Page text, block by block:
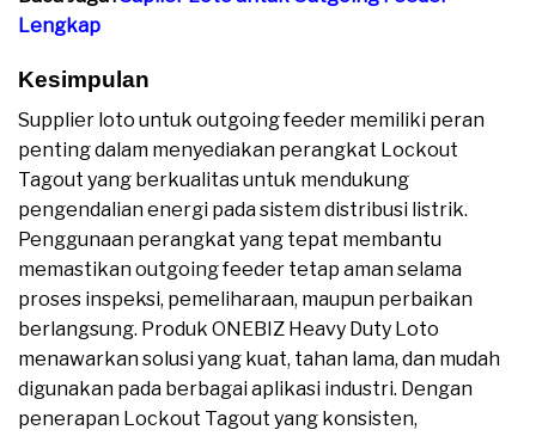
Lengkap
Kesimpulan
Supplier loto untuk outgoing feeder memiliki peran
penting dalam menyediakan perangkat Lockout
Tagout yang berkualitas untuk mendukung
pengendalian energi pada sistem distribusi listrik.
Penggunaan perangkat yang tepat membantu
memastikan outgoing feeder tetap aman selama
proses inspeksi, pemeliharaan, maupun perbaikan
berlangsung. Produk ONEBIZ Heavy Duty Loto
menawarkan solusi yang kuat, tahan lama, dan mudah
digunakan pada berbagai aplikasi industri. Dengan
penerapan Lockout Tagout yang konsisten,